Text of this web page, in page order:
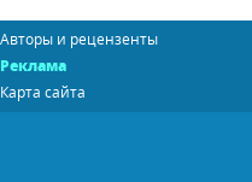
Авторы и рецензенты
Реклама
Карта сайта